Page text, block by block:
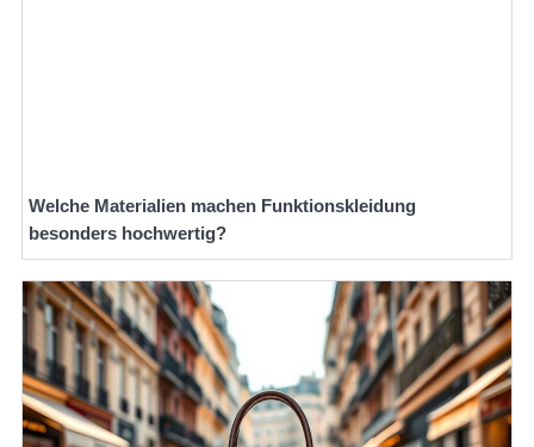
Welche Materialien machen Funktionskleidung
besonders hochwertig?